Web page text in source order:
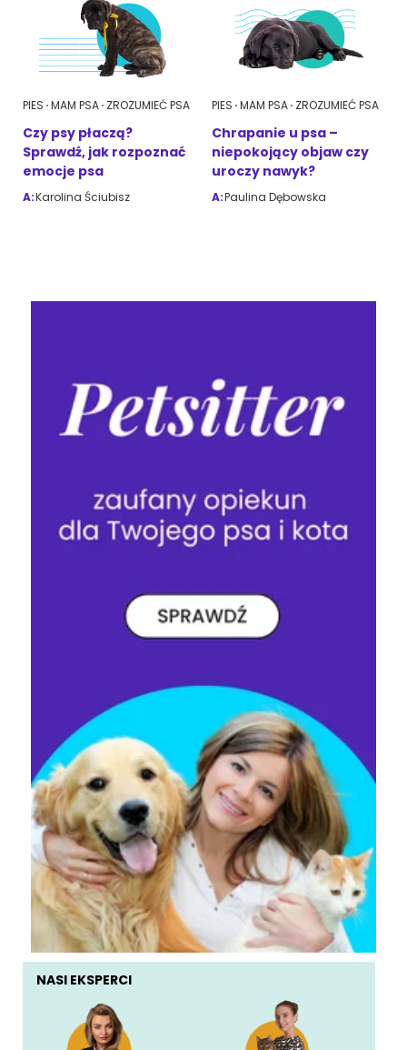
PIES MAM PSA ZROZUMIEĆ PSA
Czy psy płaczą?
Sprawdź, jak rozpoznać
emocje psa
A:Karolina Ściubisz
PIES MAM PSA ZROZUMIEĆ PSA
Chrapanie u psa –
niepokojący objaw czy
uroczy nawyk?
A:Paulina Dębowska
NASI EKSPERCI